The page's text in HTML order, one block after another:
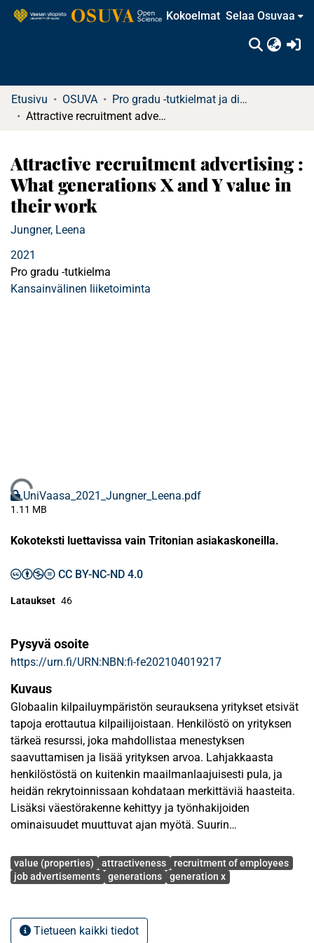
Kokoelmat Selaa Osuvaa
Etusivu OSUVA
Pro gradu -tutkielmat ja diplomityöt (rajattu saatavuus)
Attractive recruitment advertising : What generations X and Y value in their work
Attractive recruitment advertising :
What generations X and Y value in
their work
Jungner, Leena
2021
Pro gradu -tutkielma
Kansainvälinen liiketoiminta
Ladataan...UniVaasa_2021_Jungner_Leena.pdf
1.11 MB
Kokoteksti luettavissa vain Tritonian asiakaskoneilla.
CC BY-NC-ND 4.0
Lataukset 46
Pysyvä osoite
https://urn.fi/URN:NBN:fi-fe202104019217
Kuvaus
Globaalin kilpailuympäristön seurauksena yritykset etsivät
tapoja erottautua kilpailijoistaan. Henkilöstö on yrityksen
tärkeä resurssi, joka mahdollistaa menestyksen
saavuttamisen ja lisää yrityksen arvoa. Lahjakkaasta
henkilöstöstä on kuitenkin maailmanlaajuisesti pula, ja
heidän rekrytoinnissaan kohdataan merkittäviä haasteita.
Lisäksi väestörakenne kehittyy ja työnhakijoiden
ominaisuudet muuttuvat ajan myötä. Suurin
jotka ovat syntyneet edellä mainitussa järjestyksessä
vuosina 1965–1977 ja 1978–1995. Näistä syistä yrityksen
työnhakijoiden keskuudessa ja vetäisi puoleensa parasta
Avainsanat
value (properties) attractiveness
recruitment of employees
job advertisements
generations generation x
Tietueen kaikki tiedot